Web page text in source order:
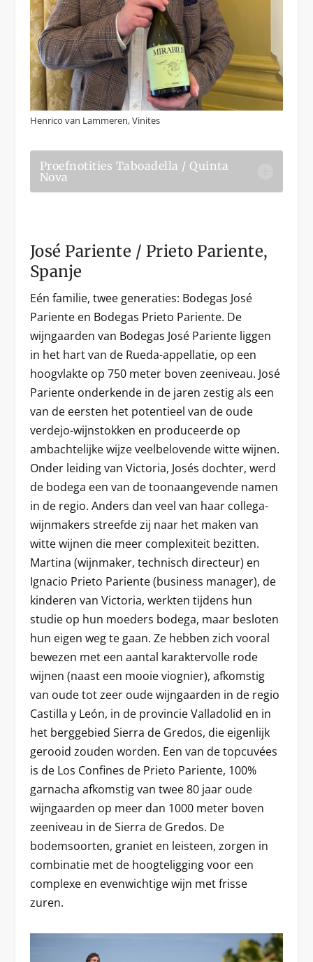
Henrico van Lammeren, Vinites
Proefnotities Taboadella / Quinta
Nova
José Pariente / Prieto Pariente,
Spanje
Eén familie, twee generaties: Bodegas José
Pariente en Bodegas Prieto Pariente. De
wijngaarden van Bodegas José Pariente liggen
in het hart van de Rueda-appellatie, op een
hoogvlakte op 750 meter boven zeeniveau. José
Pariente onderkende in de jaren zestig als een
van de eersten het potentieel van de oude
verdejo-wijnstokken en produceerde op
ambachtelijke wijze veelbelovende witte wijnen.
Onder leiding van Victoria, Josés dochter, werd
de bodega een van de toonaangevende namen
in de regio. Anders dan veel van haar collega-
wijnmakers streefde zij naar het maken van
witte wijnen die meer complexiteit bezitten.
Martina (wijnmaker, technisch directeur) en
Ignacio Prieto Pariente (business manager), de
kinderen van Victoria, werkten tijdens hun
studie op hun moeders bodega, maar besloten
hun eigen weg te gaan. Ze hebben zich vooral
bewezen met een aantal karaktervolle rode
wijnen (naast een mooie viognier), afkomstig
van oude tot zeer oude wijngaarden in de regio
Castilla y León, in de provincie Valladolid en in
het berggebied Sierra de Gredos, die eigenlijk
gerooid zouden worden. Een van de topcuvées
is de Los Confines de Prieto Pariente, 100%
garnacha afkomstig van twee 80 jaar oude
wijngaarden op meer dan 1000 meter boven
zeeniveau in de Sierra de Gredos. De
bodemsoorten, graniet en leisteen, zorgen in
combinatie met de hoogteligging voor een
complexe en evenwichtige wijn met frisse
zuren.